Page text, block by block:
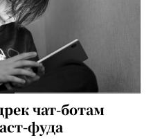
чат-ботам
фуда